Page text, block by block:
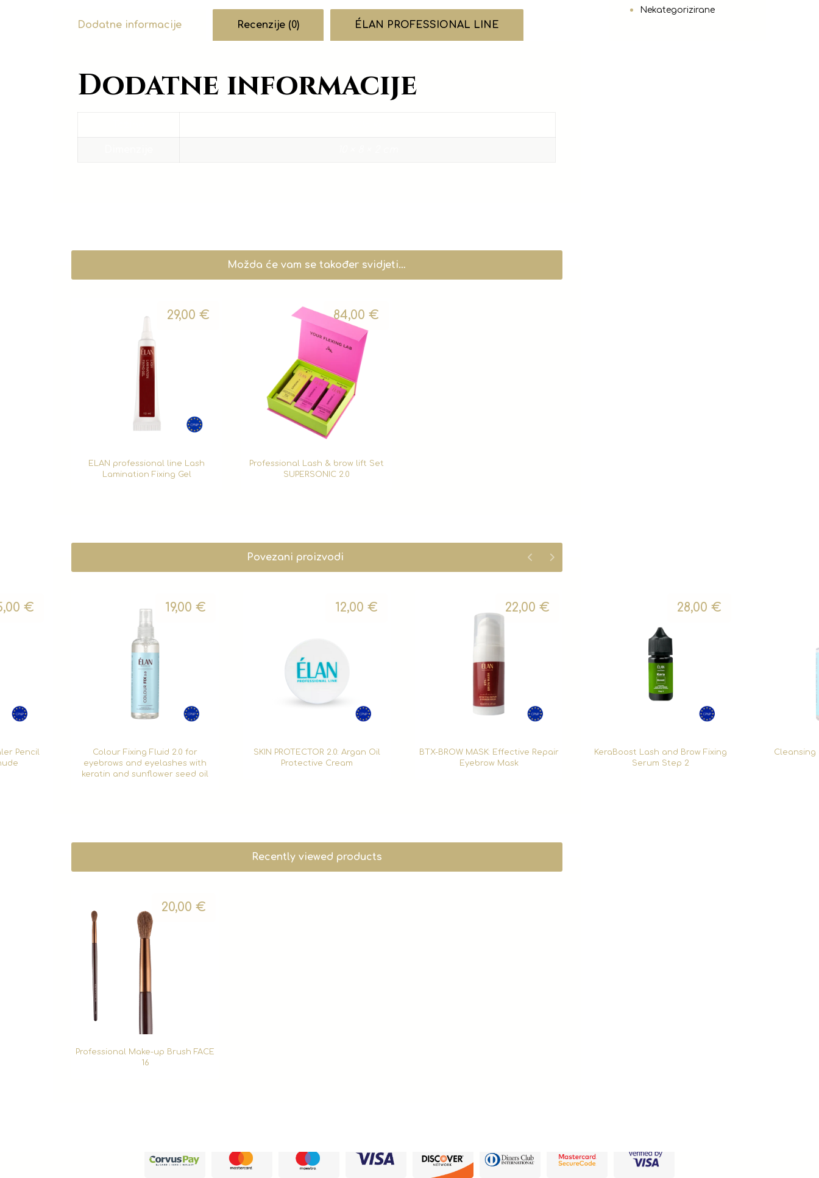
Dodatne informacije Recenzije (0) ÉLAN PROFESSIONAL LINE
Dodatne informacije
Možda će vam se također svidjeti…
ELAN professional line Lash
Lamination Fixing Gel
29,00 €
Professional Lash & brow lift Set
SUPERSONIC 2.0
84,00€
Povezani proizvodi
Pencil
€
Colour Fixing Fluid 2.0 for
eyebrows and eyelashes with
keratin and sunflower seed oil
19,00 €
SKIN PROTECTOR 2.0: Argan Oil
Protective Cream
12,00 €
BTX-BROW MASK: Effective Repair
Eyebrow Mask
22,00 €
KeraBoost Lash and Brow Fixing
Serum Step 2
28,00 €
Cleansing
Recently viewed products
Professional Make-up Brush FACE
16
20,00 €
Nekategorizirane